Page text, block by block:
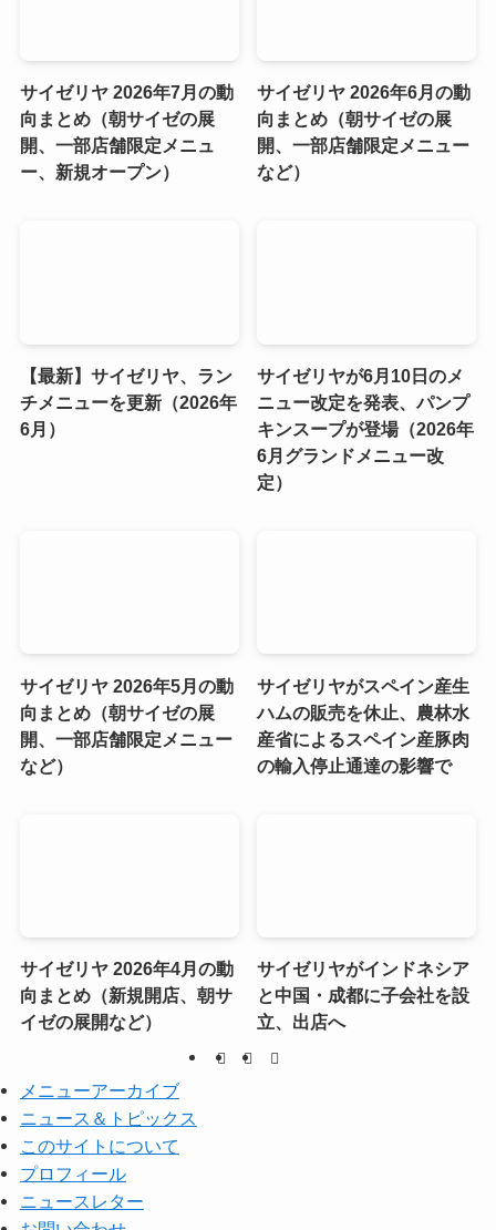
サイゼリヤ 2026年7月の動
向まとめ（朝サイゼの展
開、一部店舗限定メニュ
ー、新規オープン）
サイゼリヤ 2026年6月の動
向まとめ（朝サイゼの展
開、一部店舗限定メニュー
など）
【最新】サイゼリヤ、ラン
チメニューを更新（2026年
6月）
サイゼリヤが6月10日のメ
ニュー改定を発表、パンプ
キンスープが登場（2026年
6月グランドメニュー改
定）
サイゼリヤ 2026年5月の動
向まとめ（朝サイゼの展
開、一部店舗限定メニュー
など）
サイゼリヤがスペイン産生
ハムの販売を休止、農林水
産省によるスペイン産豚肉
の輸入停止通達の影響で
サイゼリヤ 2026年4月の動
向まとめ（新規開店、朝サ
イゼの展開など）
サイゼリヤがインドネシア
と中国・成都に子会社を設
立、出店へ
メニューアーカイブ
ニュース＆トピックス
このサイトについて
プロフィール
ニュースレター